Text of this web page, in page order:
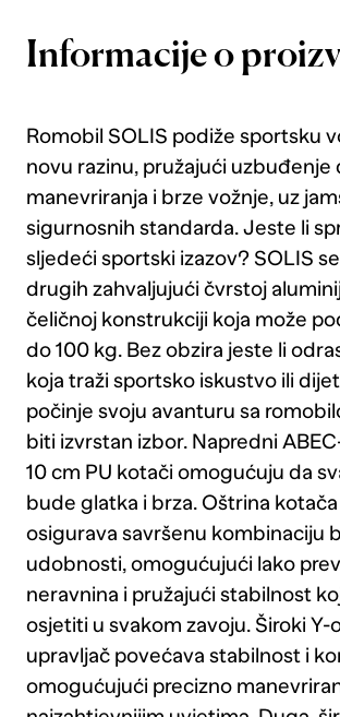
Informacije o
Romobil SOLIS podiže sportsku
novu razinu, pružajući uzbuđenje
manevriranja i brze vožnje, uz
sigurnosnih standarda. Jeste li
sljedeći sportski izazov? SOLIS
drugih zahvaljujući čvrstoj
čeličnoj konstrukciji koja može
do 100 kg. Bez obzira jeste li
koja traži sportsko iskustvo ili
počinje svoju avanturu sa
biti izvrstan izbor. Napredni
10 cm PU kotači omogućuju da
bude glatka i brza. Oštrina
osigurava savršenu kombinaciju
udobnosti, omogućujući lako
neravnina i pružajući stabilnost
osjetiti u svakom zavoju. Široki Y-
upravljač povećava stabilnost i
omogućujući precizno